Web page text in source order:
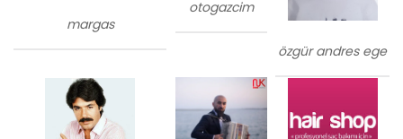
margas
otogazcim
özgür andres ege